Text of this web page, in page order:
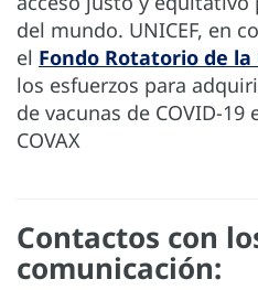
del mundo. UNICEF, en
el Fondo Rotatorio de la
los esfuerzos para
de vacunas de COVID-
COVAX
Contactos con
comunicación: